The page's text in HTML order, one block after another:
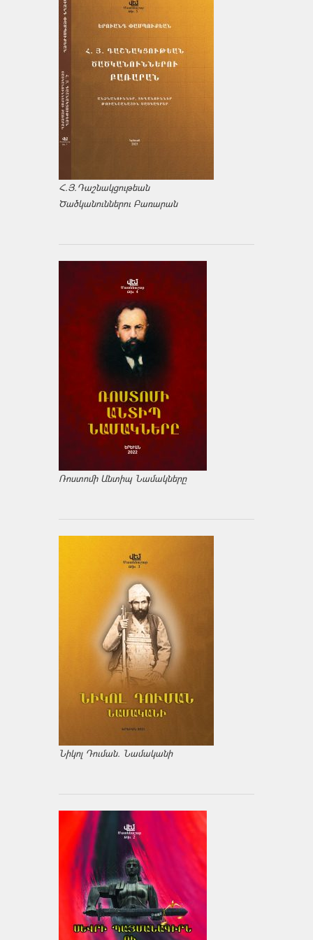
Հ.Յ.Դաշնակցութեան
Ծածկանուններու Բառարան
Ռոստոմի Անտիպ Նամակները
Նիկոլ Դուման. Նամականի